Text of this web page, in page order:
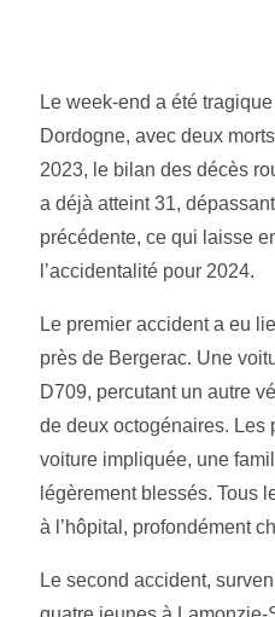
Le week-end a été
Dordogne, avec deux
2023, le bilan des décès
a déjà atteint 31, dépassant
précédente, ce qui laisse
l’accidentalité pour 2024.
Le premier accident a eu
près de Bergerac. Une
D709, percutant un autre
de deux octogénaires. Les
voiture impliquée, une
légèrement blessés. Tous
à l’hôpital, profondément
Le second accident,